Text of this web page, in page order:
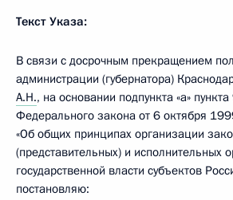
Текст Указа:
В связи с досрочным прекращением
администрации (губернатора)
А.Н., на основании подпункта «а»
Федерального закона от 6 октября
«Об общих принципах организации
(представительных) и исполнительных
государственной власти субъектов
постановляю: